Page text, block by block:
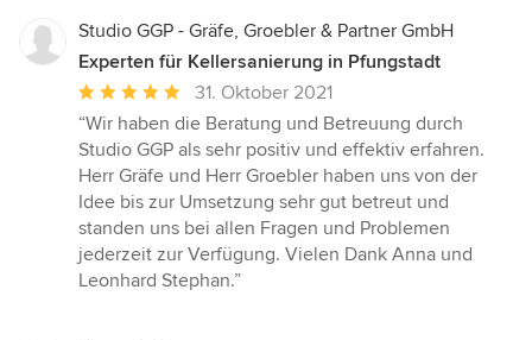
Studio GGP - Gräfe, Groebler & Partner GmbH
Experten für Kellersanierung in Pfungstadt
Durchschnittliche
Bewertung:
5
von
5
Sternen
31. Oktober 2021
“Wir haben die Beratung und Betreuung durch
Studio GGP als sehr positiv und effektiv erfahren.
Herr Gräfe und Herr Groebler haben uns von der
Idee bis zur Umsetzung sehr gut betreut und
standen uns bei allen Fragen und Problemen
jederzeit zur Verfügung. Vielen Dank Anna und
Leonhard Stephan.”